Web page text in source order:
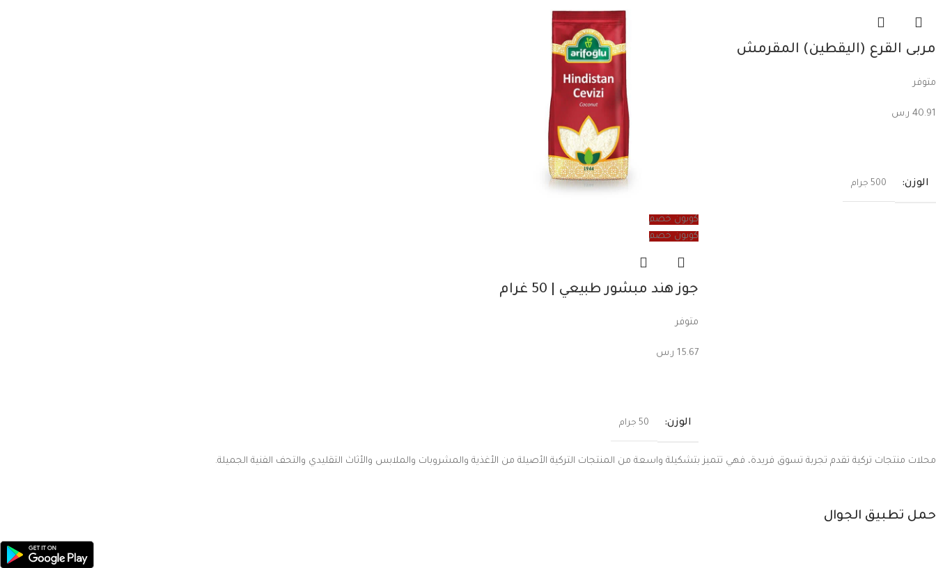
مربى القرع (اليقطين) المقرمش
متوفر
40.91 ر.س
الوزن 500 جرام
كوبون خصم
كوبون خصم
جوز هند مبشور طبيعي | 50 غرام
متوفر
15.67 ر.س
الوزن 50 جرام
محلات منتجات تركية تقدم تجربة تسوق فريدة، فهي تتميز بتشكيلة واسعة من المنتجات التركية الأصيلة من الأغذية والمشروبات والملابس والأثاث التقليدي والتحف الفنية الجميلة.
حمل تطبيق الجوال